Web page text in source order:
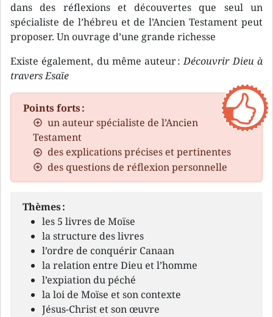
dans des réflexions et découvertes que seul un
spécialiste de l’hébreu et de l’Ancien Testament peut
proposer. Un ouvrage d’une grande richesse
Existe également, du même auteur :Découvrir Dieu à
travers Esaïe
Points forts :
un auteur spécialiste de l’Ancien
Testament
des explications précises et pertinentes
des questions de réflexion personnelle
Thèmes :
les 5 livres de Moïse
la structure des livres
l’ordre de conquérir Canaan
la relation entre Dieu et l’homme
l’expiation du péché
la loi de Moïse et son contexte
Jésus-Christ et son œuvre